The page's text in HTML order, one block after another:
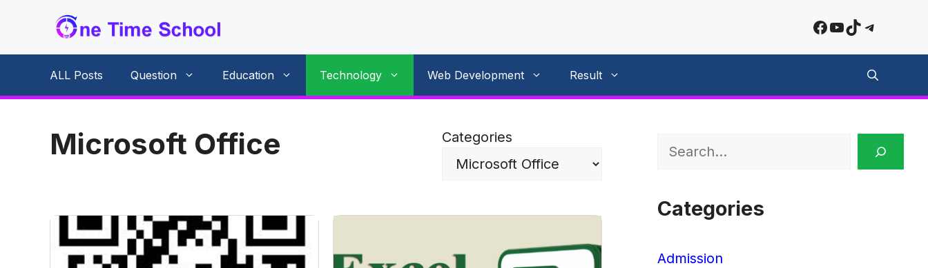
content
Facebook
YouTube
TikTok
ALL Posts Question Education Technology Web Development Result
Microsoft Office Categories Search
Categories
Admission